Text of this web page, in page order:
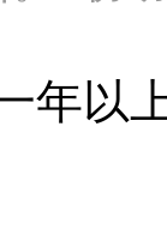
年以